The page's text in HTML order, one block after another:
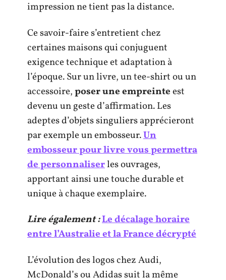
impression ne tient pas la distance.
Ce savoir-faire s’entretient chez
certaines maisons qui conjuguent
exigence technique et adaptation à
l’époque. Sur un livre, un tee-shirt ou un
accessoire,poser une empreinteest
devenu un geste d’affirmation. Les
adeptes d’objets singuliers apprécieront
par exemple un embosseur.Un
embosseur pour livre vous permettra
de personnaliserles ouvrages,
apportant ainsi une touche durable et
unique à chaque exemplaire.
Lire également :Le décalage horaire
entre l’Australie et la France décrypté
L’évolution des logos chez Audi,
McDonald’s ou Adidas suit la même